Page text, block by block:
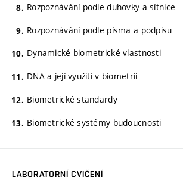
Rozpoznávání podle duhovky a sítnice
Rozpoznávání podle písma a podpisu
Dynamické biometrické vlastnosti
DNA a její využití v biometrii
Biometrické standardy
Biometrické systémy budoucnosti
LABORATORNÍ CVIČENÍ